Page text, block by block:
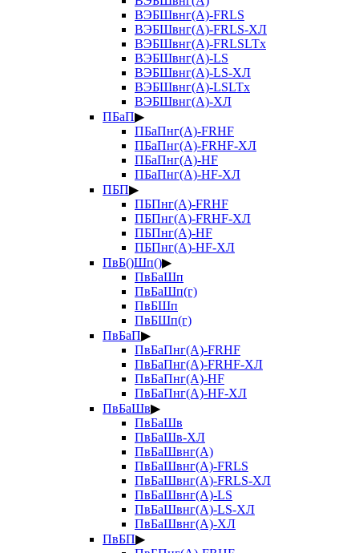
ВЭБШвнг(А)-FRLS
ВЭБШвнг(А)-FRLS-ХЛ
ВЭБШвнг(А)-FRLSLTx
ВЭБШвнг(А)-LS
ВЭБШвнг(А)-LS-ХЛ
ВЭБШвнг(А)-LSLTx
ВЭБШвнг(А)-ХЛ
ПБаП▶
ПБаПнг(А)-FRHF
ПБаПнг(А)-FRHF-ХЛ
ПБаПнг(А)-HF
ПБаПнг(А)-HF-ХЛ
ПБП▶
ПБПнг(А)-FRHF
ПБПнг(А)-FRHF-ХЛ
ПБПнг(А)-HF
ПБПнг(А)-HF-ХЛ
ПвБ()Шп()▶
ПвБаШп
ПвБаШп(г)
ПвБШп
ПвБШп(г)
ПвБаП▶
ПвБаПнг(А)-FRHF
ПвБаПнг(А)-FRHF-ХЛ
ПвБаПнг(А)-HF
ПвБаПнг(А)-HF-ХЛ
ПвБаШв▶
ПвБаШв
ПвБаШв-ХЛ
ПвБаШвнг(А)
ПвБаШвнг(А)-FRLS
ПвБаШвнг(А)-FRLS-ХЛ
ПвБаШвнг(А)-LS
ПвБаШвнг(А)-LS-ХЛ
ПвБаШвнг(А)-ХЛ
ПвБП▶